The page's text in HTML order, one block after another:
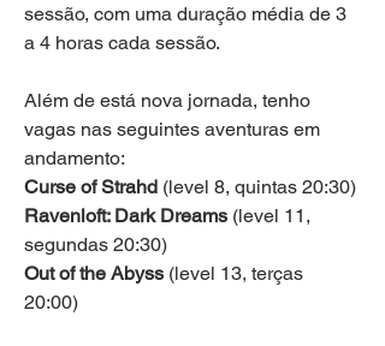
sessão, com uma duração média de 3
a 4 horas cada sessão.
Além de está nova jornada, tenho
vagas nas seguintes aventuras em
andamento:
Curse of Strahd (level 8, quintas 20:30)
Ravenloft: Dark Dreams (level 11,
segundas 20:30)
Out of the Abyss (level 13, terças
20:00)